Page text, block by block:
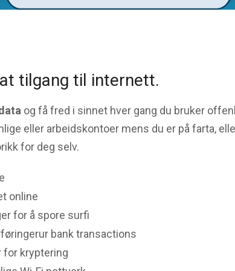
tilgang til internett.
og få fred i sinnet hver gang du bruker
eller arbeidskontoer mens du er på farta,
for deg selv.
online
for å spore surfi
bank transactions
kryptering